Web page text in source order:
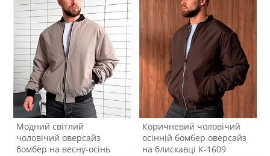
Модний світлий
чоловічий оверсайз
бомбер на весну-осінь
Коричневий чоловічий
осінній бомбер оверсайз
на блискавці К-1609